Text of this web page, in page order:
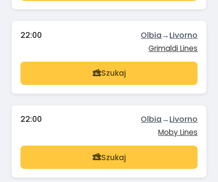
22:00 Olbia→Livorno
Grimaldi Lines
Szukaj
22:00 Olbia→Livorno
Moby Lines
Szukaj